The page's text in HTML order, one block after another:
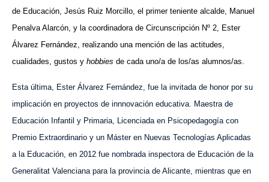
de Educación, Jesús Ruiz Morcillo, el primer teniente alcalde, Manuel
Penalva Alarcón, y la coordinadora de Circunscripción Nº 2, Ester
Álvarez Fernández, realizando una mención de las actitudes,
cualidades, gustos y hobbies de cada uno/a de los/as alumnos/as.
Esta última, Ester Álvarez Fernández, fue la invitada de honor por su
implicación en proyectos de innnovación educativa. Maestra de
Educación Infantil y Primaria, Licenciada en Psicopedagogía con
Premio Extraordinario y un Máster en Nuevas Tecnologías Aplicadas
a la Educación, en 2012 fue nombrada inspectora de Educación de la
Generalitat Valenciana para la provincia de Alicante, mientras que en